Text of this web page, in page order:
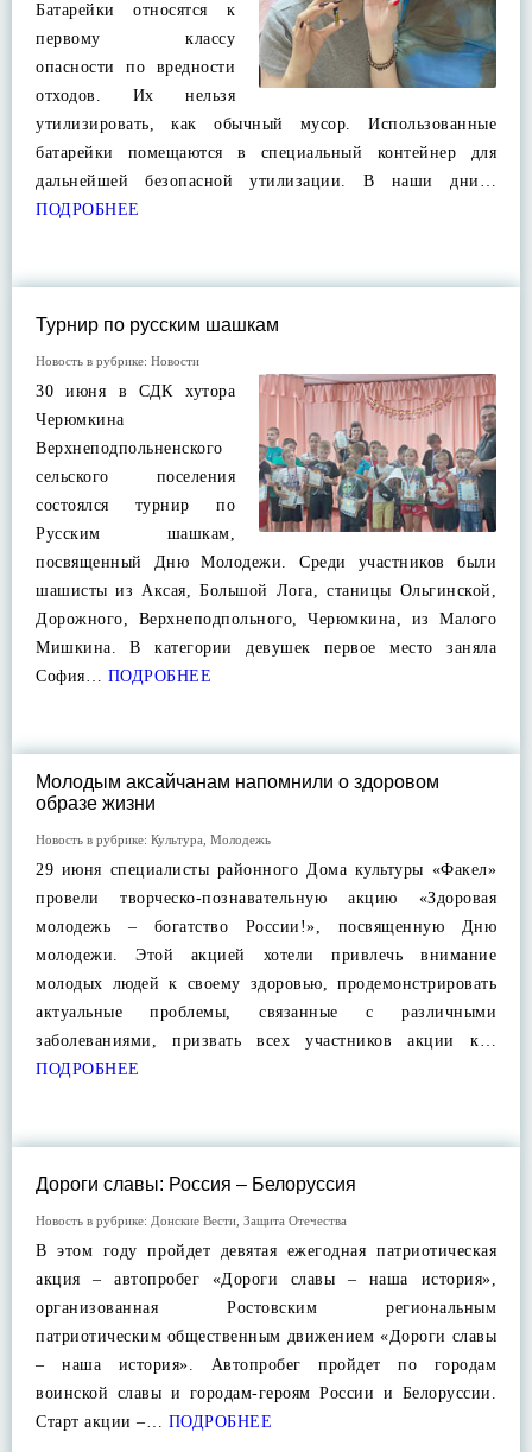
Батарейки относятся к
первому классу
опасности по вредности
отходов. Их нельзя
утилизировать, как обычный мусор. Использованные
батарейки помещаются в специальный контейнер для
дальнейшей безопасной утилизации. В наши дни…
ПОДРОБНЕЕ
Турнир по русским шашкам
Новость в рубрике: Новости
30 июня в СДК хутора
Черюмкина
Верхнеподпольненского
сельского поселения
состоялся турнир по
Русским шашкам,
посвященный Дню Молодежи. Среди участников были
шашисты из Аксая, Большой Лога, станицы Ольгинской,
Дорожного, Верхнеподпольного, Черюмкина, из Малого
Мишкина. В категории девушек первое место заняла
София… ПОДРОБНЕЕ
Молодым аксайчанам напомнили о здоровом
образе жизни
Новость в рубрике: Культура Молодежь
29 июня специалисты районного Дома культуры «Факел»
провели творческо-познавательную акцию «Здоровая
молодежь – богатство России!», посвященную Дню
молодежи. Этой акцией хотели привлечь внимание
молодых людей к своему здоровью, продемонстрировать
актуальные проблемы, связанные с различными
заболеваниями, призвать всех участников акции к…
ПОДРОБНЕЕ
Дороги славы: Россия – Белоруссия
Новость в рубрике: Донские Вести Защита Отечества
В этом году пройдет девятая ежегодная патриотическая
акция – автопробег «Дороги славы – наша история»,
организованная Ростовским региональным
патриотическим общественным движением «Дороги славы
– наша история». Автопробег пройдет по городам
воинской славы и городам-героям России и Белоруссии.
Старт акции –… ПОДРОБНЕЕ